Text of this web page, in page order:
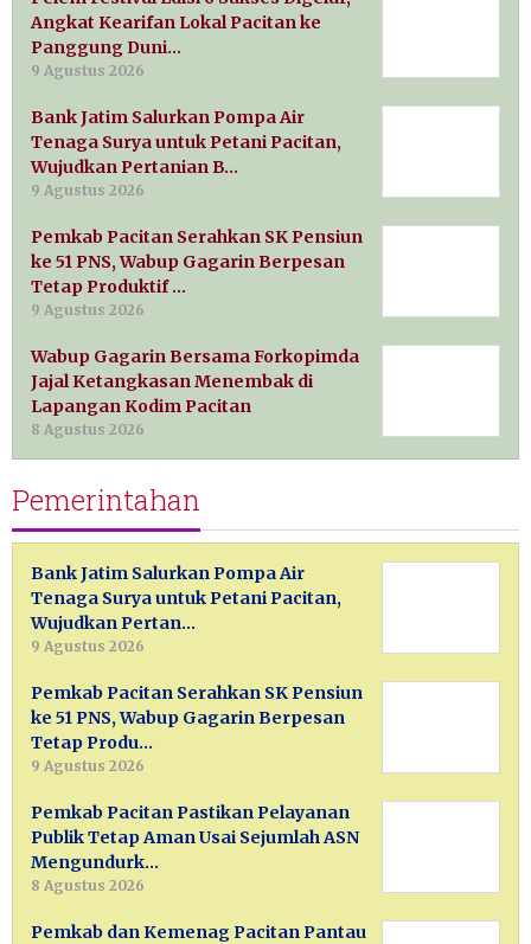
Angkat Kearifan Lokal Pacitan ke
Panggung Duni…
9 Agustus 2026
Bank Jatim Salurkan Pompa Air
Tenaga Surya untuk Petani Pacitan,
Wujudkan Pertanian B…
9 Agustus 2026
Pemkab Pacitan Serahkan SK Pensiun
ke 51 PNS, Wabup Gagarin Berpesan
Tetap Produktif …
9 Agustus 2026
Wabup Gagarin Bersama Forkopimda
Jajal Ketangkasan Menembak di
Lapangan Kodim Pacitan
8 Agustus 2026
Pemerintahan
Bank Jatim Salurkan Pompa Air
Tenaga Surya untuk Petani Pacitan,
Wujudkan Pertan…
9 Agustus 2026
Pemkab Pacitan Serahkan SK Pensiun
ke 51 PNS, Wabup Gagarin Berpesan
Tetap Produ…
9 Agustus 2026
Pemkab Pacitan Pastikan Pelayanan
Publik Tetap Aman Usai Sejumlah ASN
Mengundurk…
8 Agustus 2026
Pemkab dan Kemenag Pacitan Pantau